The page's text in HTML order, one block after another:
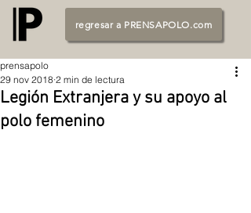
regresar a PRENSAPOLO.com
Legión Extranjera y su apoyo al
polo femenino
prensapolo
29 nov 2018 2 min de lectura